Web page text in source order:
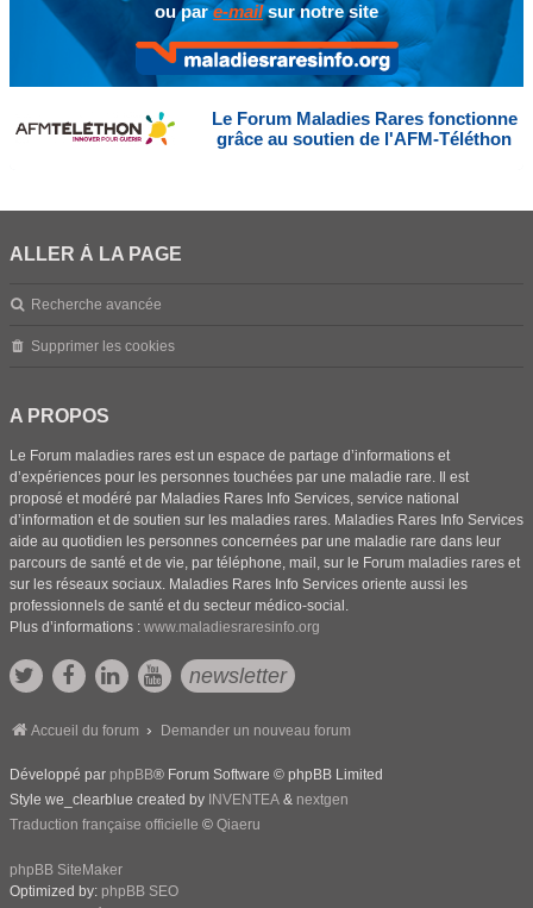
ou pare-mailsur notre site
Le Forum Maladies Rares fonctionne
grâce au soutien de l'AFM-Téléthon
ALLER À LA PAGE
Recherche avancée
Supprimer les cookies
A PROPOS
Le Forum maladies rares est un espace de partage d’informations et
d’expériences pour les personnes touchées par une maladie rare. Il est
proposé et modéré par Maladies Rares Info Services, service national
d’information et de soutien sur les maladies rares. Maladies Rares Info Services
aide au quotidien les personnes concernées par une maladie rare dans leur
parcours de santé et de vie, par téléphone, mail, sur le Forum maladies rares et
sur les réseaux sociaux. Maladies Rares Info Services oriente aussi les
professionnels de santé et du secteur médico-social.
Plus d’informations : www.maladiesraresinfo.org
newsletter
Accueil du forum Demander un nouveau forum
Développé par phpBB® Forum Software © phpBB Limited
Style we_clearblue created by INVENTEA & nextgen
Traduction française officielle © Qiaeru
phpBB SiteMaker
Optimized by: phpBB SEO